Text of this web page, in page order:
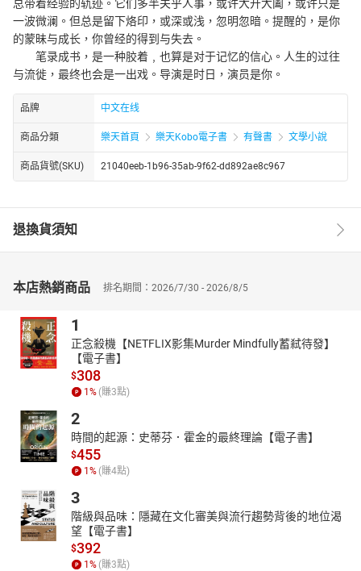
总带着经验的轨迹。它们多半关乎人事，或许大开大阖，或许只是
一波微澜。但总是留下烙印，或深或浅，忽明忽暗。提醒的，是你
的蒙昧与成长，你曾经的得到与失去。
笔录成书，是一种胶着﹐也算是对于记忆的信心。人生的过往
与流徙，最终也会是一出戏。导演是时日，演员是你。
品牌 中文在线
商品分類 樂天首頁 樂天Kobo電子書 有聲書 文學小說
商品貨號(SKU) 21040eeb-1b96-35ab-9f62-dd892ae8c967
退換貨須知
本店熱銷商品 排名期間：2026/7/30 - 2026/8/5
1
正念殺機【NETFLIX影集Murder Mindfully蓄弒待發】
【電子書】
$308
1% (賺3點)
2
時間的起源：史蒂芬．霍金的最終理論【電子書】
$455
1% (賺4點)
3
階級與品味：隱藏在文化審美與流行趨勢背後的地位渴
望【電子書】
$392
1% (賺3點)